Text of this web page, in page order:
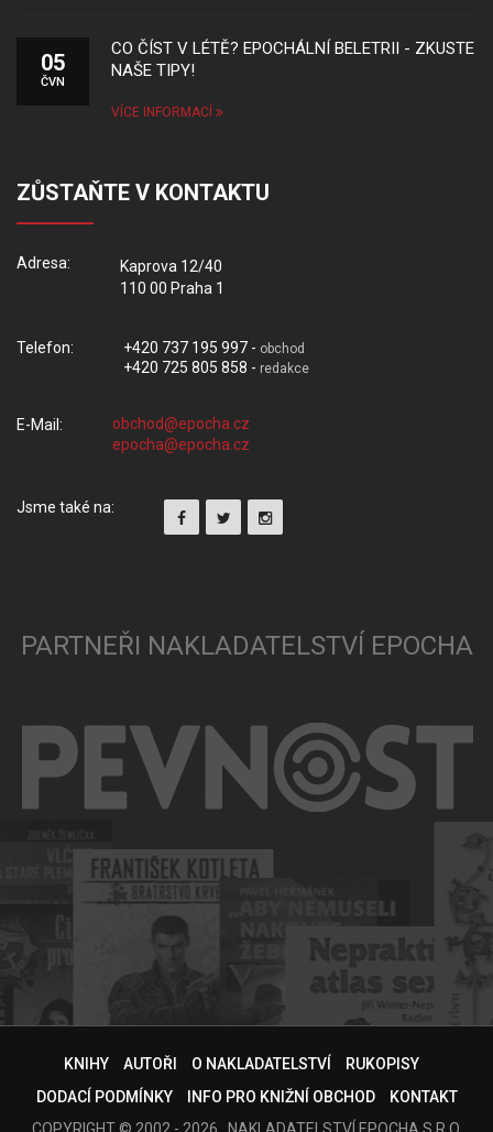
05
ČVN
CO ČÍST V LÉTĚ? EPOCHÁLNÍ BELETRII - ZKUSTE
NAŠE TIPY!
VÍCE INFORMACÍ
ZŮSTAŇTE V KONTAKTU
Adresa:
Kaprova 12/40
110 00 Praha 1
Telefon: +420 737 195 997 - obchod
+420 725 805 858 - redakce
E-Mail:
Jsme také na:
PARTNEŘI NAKLADATELSTVÍ EPOCHA
KNIHY AUTOŘI O NAKLADATELSTVÍ
RUKOPISY
DODACÍ PODMÍNKY
INFO PRO KNIŽNÍ OBCHOD
KONTAKT